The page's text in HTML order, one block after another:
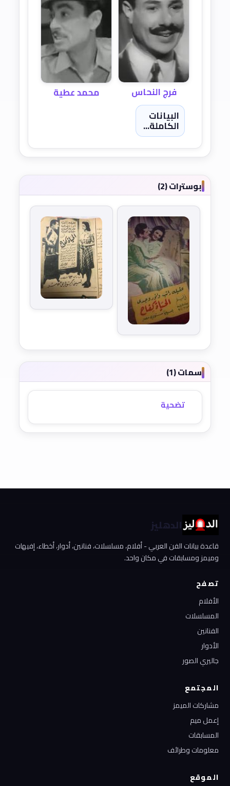
فرج النحاس
محمد عطية
البيانات
الكاملة...
بوسترات (2)
سمات (1)
تضحية
الدهليز
قاعدة بيانات الفن العربي - أفلام، مسلسلات، فنانين، أدوار، أخطاء، إفيهات
وميمز ومسابقات في مكان واحد.
تصفح
الأفلام
المسلسلات
الفنانين
الأدوار
جاليري الصور
المجتمع
مشاركات الميمز
إعمل ميم
المسابقات
معلومات وطرائف
الموقع